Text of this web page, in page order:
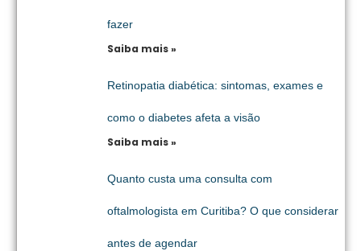
fazer
Saiba mais »
Retinopatia diabética: sintomas, exames e
como o diabetes afeta a visão
Saiba mais »
Quanto custa uma consulta com
oftalmologista em Curitiba? O que considerar
antes de agendar